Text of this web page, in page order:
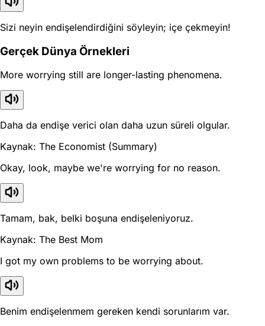
Sizi neyin endişelendirdiğini söyleyin; içe çekmeyin!
Gerçek Dünya Örnekleri
More worrying still are longer-lasting phenomena.
Daha da endişe verici olan daha uzun süreli olgular.
Kaynak: The Economist (Summary)
Okay, look, maybe we're worrying for no reason.
Tamam, bak, belki boşuna endişeleniyoruz.
Kaynak: The Best Mom
I got my own problems to be worrying about.
Benim endişelenmem gereken kendi sorunlarım var.